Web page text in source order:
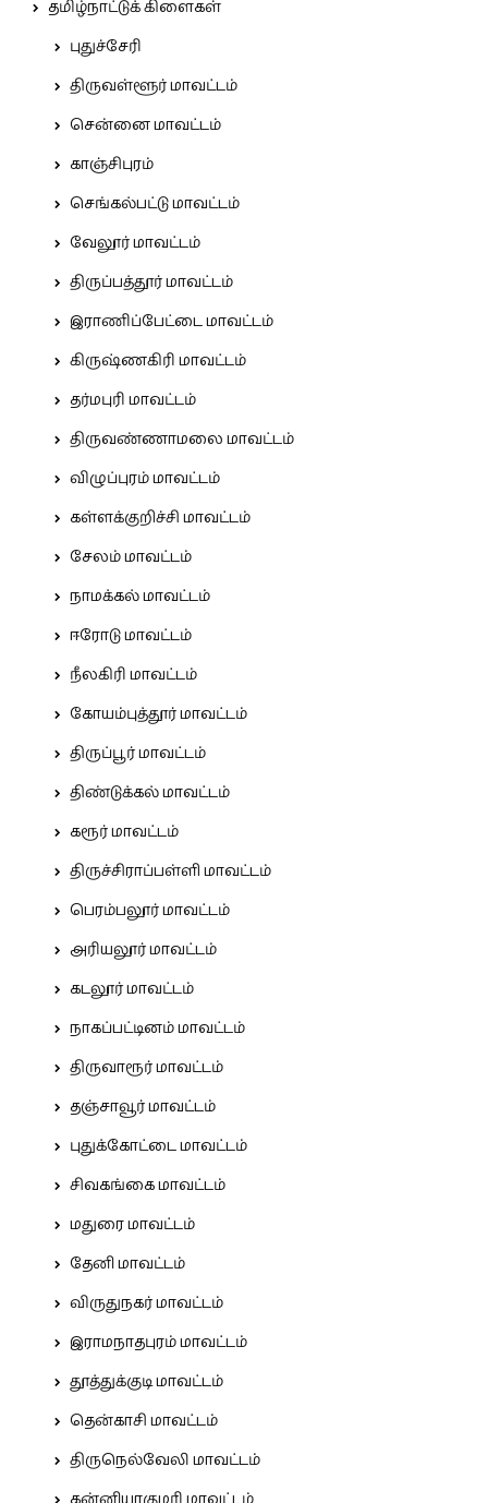
தமிழ்நாட்டுக் கிளைகள்
புதுச்சேரி
திருவள்ளூர் மாவட்டம்
சென்னை மாவட்டம்
காஞ்சிபுரம்
செங்கல்பட்டு மாவட்டம்
வேலூர் மாவட்டம்
திருப்பத்தூர் மாவட்டம்
இராணிப்பேட்டை மாவட்டம்
கிருஷ்ணகிரி மாவட்டம்
தர்மபுரி மாவட்டம்
திருவண்ணாமலை மாவட்டம்
விழுப்புரம் மாவட்டம்
கள்ளக்குறிச்சி மாவட்டம்
சேலம் மாவட்டம்
நாமக்கல் மாவட்டம்
ஈரோடு மாவட்டம்
நீலகிரி மாவட்டம்
கோயம்புத்தூர் மாவட்டம்
திருப்பூர் மாவட்டம்
திண்டுக்கல் மாவட்டம்
கரூர் மாவட்டம்
திருச்சிராப்பள்ளி மாவட்டம்
பெரம்பலூர் மாவட்டம்
அரியலூர் மாவட்டம்
கடலூர் மாவட்டம்
நாகப்பட்டினம் மாவட்டம்
திருவாரூர் மாவட்டம்
தஞ்சாவூர் மாவட்டம்
புதுக்கோட்டை மாவட்டம்
சிவகங்கை மாவட்டம்
மதுரை மாவட்டம்
தேனி மாவட்டம்
விருதுநகர் மாவட்டம்
இராமநாதபுரம் மாவட்டம்
தூத்துக்குடி மாவட்டம்
தென்காசி மாவட்டம்
திருநெல்வேலி மாவட்டம்